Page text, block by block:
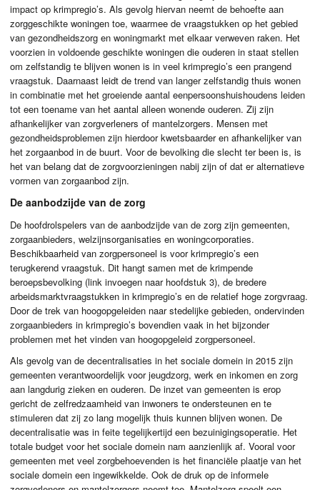
impact op krimpregio’s. Als gevolg hiervan neemt de behoefte aan
zorggeschikte woningen toe, waarmee de vraagstukken op het gebied
van gezondheidszorg en woningmarkt met elkaar verweven raken. Het
voorzien in voldoende geschikte woningen die ouderen in staat stellen
om zelfstandig te blijven wonen is in veel krimpregio’s een prangend
vraagstuk. Daarnaast leidt de trend van langer zelfstandig thuis wonen
in combinatie met het groeiende aantal eenpersoonshuishoudens leiden
tot een toename van het aantal alleen wonende ouderen. Zij zijn
afhankelijker van zorgverleners of mantelzorgers. Mensen met
gezondheidsproblemen zijn hierdoor kwetsbaarder en afhankelijker van
het zorgaanbod in de buurt. Voor de bevolking die slecht ter been is, is
het van belang dat de zorgvoorzieningen nabij zijn of dat er alternatieve
vormen van zorgaanbod zijn.
De aanbodzijde van de zorg
De hoofdrolspelers van de aanbodzijde van de zorg zijn gemeenten,
zorgaanbieders, welzijnsorganisaties en woningcorporaties.
Beschikbaarheid van zorgpersoneel is voor krimpregio’s een
terugkerend vraagstuk. Dit hangt samen met de krimpende
beroepsbevolking (link invoegen naar hoofdstuk 3), de bredere
arbeidsmarktvraagstukken in krimpregio’s en de relatief hoge zorgvraag.
Door de trek van hoogopgeleiden naar stedelijke gebieden, ondervinden
zorgaanbieders in krimpregio’s bovendien vaak in het bijzonder
problemen met het vinden van hoogopgeleid zorgpersoneel.
Als gevolg van de decentralisaties in het sociale domein in 2015 zijn
gemeenten verantwoordelijk voor jeugdzorg, werk en inkomen en zorg
aan langdurig zieken en ouderen. De inzet van gemeenten is erop
gericht de zelfredzaamheid van inwoners te ondersteunen en te
stimuleren dat zij zo lang mogelijk thuis kunnen blijven wonen. De
decentralisatie was in feite tegelijkertijd een bezuinigingsoperatie. Het
totale budget voor het sociale domein nam aanzienlijk af. Vooral voor
gemeenten met veel zorgbehoevenden is het financiële plaatje van het
sociale domein een ingewikkelde. Ook de druk op de informele